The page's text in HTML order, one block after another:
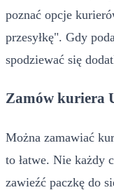
poznać opcje
przesyłkę". Gdy
spodziewać się
Zamów kuriera
Można zamawiać
to łatwe. Nie każdy
zawieźć paczkę do